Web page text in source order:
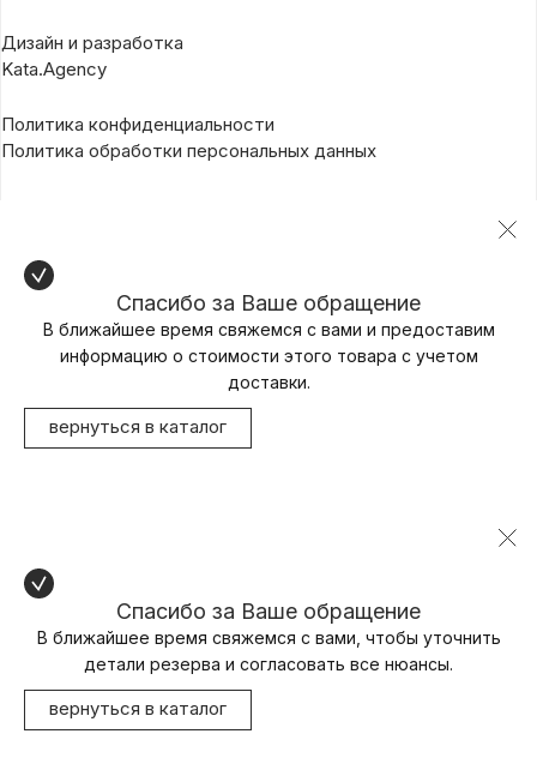
Дизайн и разработка
Kata.Agency
Политика конфиденциальности
Политика обработки персональных данных
Спасибо за Ваше обращение
В ближайшее время свяжемся с вами и предоставим
информацию о стоимости этого товара с учетом
доставки.
вернуться в каталог
Спасибо за Ваше обращение
В ближайшее время свяжемся с вами, чтобы уточнить
детали резерва и согласовать все нюансы.
вернуться в каталог